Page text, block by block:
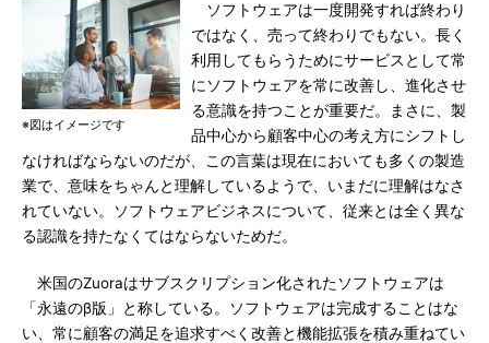
※図はイメージです
ソフトウェアは一度開発すれば終わり
ではなく、売って終わりでもない。長く
利用してもらうためにサービスとして常
にソフトウェアを常に改善し、進化させ
る意識を持つことが重要だ。まさに、製
品中心から顧客中心の考え方にシフトし
なければならないのだが、この言葉は現在においても多くの製造
業で、意味をちゃんと理解しているようで、いまだに理解はなさ
れていない。ソフトウェアビジネスについて、従来とは全く異な
る認識を持たなくてはならないためだ。
米国のZuoraはサブスクリプション化されたソフトウェアは
「永遠のβ版」と称している。ソフトウェアは完成することはな
い、常に顧客の満足を追求すべく改善と機能拡張を積み重ねてい